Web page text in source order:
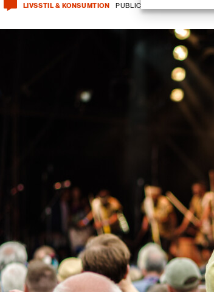
LIVSSTIL & KONSUMTION PUBLICERAD 15 JUNI 2026 •